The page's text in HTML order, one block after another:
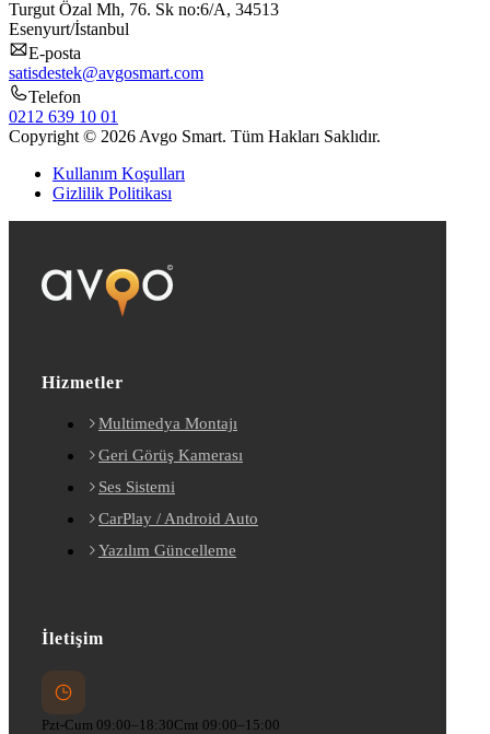
Turgut Özal Mh, 76. Sk no:6/A, 34513
Esenyurt/İstanbul
E-posta
satisdestek@avgosmart.com
Telefon
0212 639 10 01
Copyright © 2026 Avgo Smart. Tüm Hakları Saklıdır.
Kullanım Koşulları
Gizlilik Politikası
Hizmetler
Multimedya Montajı
Geri Görüş Kamerası
Ses Sistemi
CarPlay / Android Auto
Yazılım Güncelleme
İletişim
Pzt-Cum 09:00–18:30Cmt 09:00–15:00